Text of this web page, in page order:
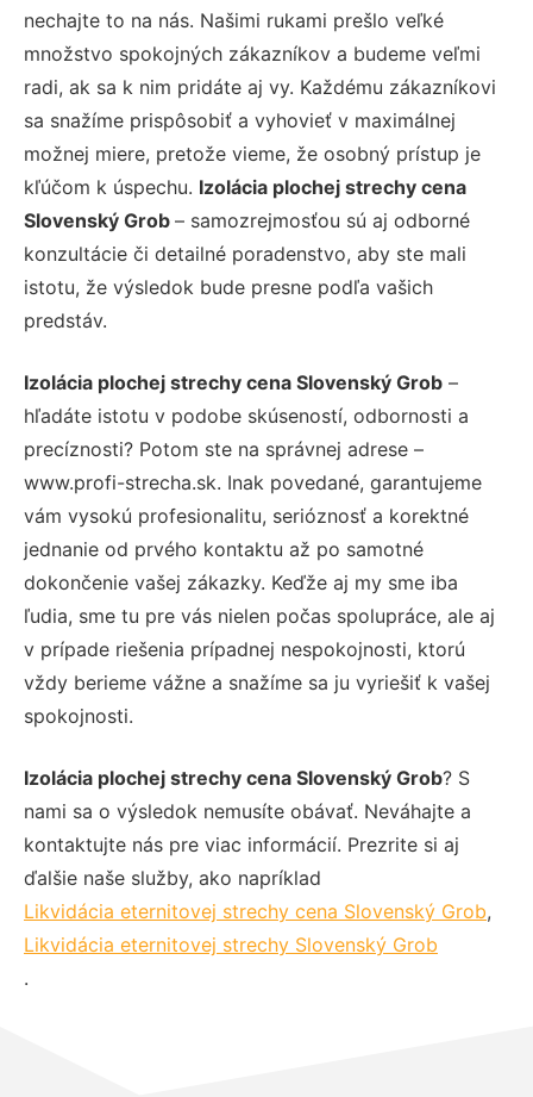
nechajte to na nás. Našimi rukami prešlo veľké
množstvo spokojných zákazníkov a budeme veľmi
radi, ak sa k nim pridáte aj vy. Každému zákazníkovi
sa snažíme prispôsobiť a vyhovieť v maximálnej
možnej miere, pretože vieme, že osobný prístup je
kľúčom k úspechu. Izolácia plochej strechy cena
Slovenský Grob – samozrejmosťou sú aj odborné
konzultácie či detailné poradenstvo, aby ste mali
istotu, že výsledok bude presne podľa vašich
predstáv.
Izolácia plochej strechy cena Slovenský Grob –
hľadáte istotu v podobe skúseností, odbornosti a
precíznosti? Potom ste na správnej adrese –
www.profi-strecha.sk. Inak povedané, garantujeme
vám vysokú profesionalitu, serióznosť a korektné
jednanie od prvého kontaktu až po samotné
dokončenie vašej zákazky. Keďže aj my sme iba
ľudia, sme tu pre vás nielen počas spolupráce, ale aj
v prípade riešenia prípadnej nespokojnosti, ktorú
vždy berieme vážne a snažíme sa ju vyriešiť k vašej
spokojnosti.
Izolácia plochej strechy cena Slovenský Grob? S
nami sa o výsledok nemusíte obávať. Neváhajte a
kontaktujte nás pre viac informácií. Prezrite si aj
ďalšie naše služby, ako napríklad
Likvidácia eternitovej strechy cena Slovenský Grob,
Likvidácia eternitovej strechy Slovenský Grob
.